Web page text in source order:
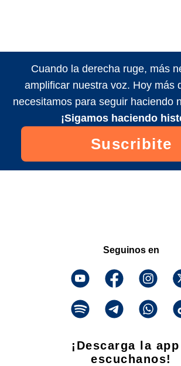
Cuando la derecha ruge, más
amplificar nuestra voz. Hoy más
necesitamos para seguir haciendo
¡Sigamos haciendo
Suscribite
Seguinos en
¡Descarga la
escuchanos!